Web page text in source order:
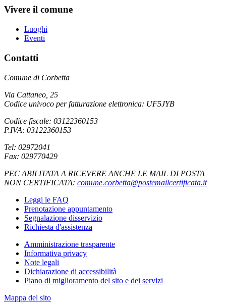
Vivere il comune
Luoghi
Eventi
Contatti
Comune di Corbetta
Via Cattaneo, 25
Codice univoco per fatturazione elettronica: UF5JYB
Codice fiscale: 03122360153
P.IVA: 03122360153
Tel: 02972041
Fax: 029770429
PEC ABILITATA A RICEVERE ANCHE LE MAIL DI POSTA
NON CERTIFICATA: comune.corbetta@postemailcertificata.it
Leggi le FAQ
Prenotazione appuntamento
Segnalazione disservizio
Richiesta d'assistenza
Amministrazione trasparente
Informativa privacy
Note legali
Dichiarazione di accessibilità
Piano di miglioramento del sito e dei servizi
Mappa del sito